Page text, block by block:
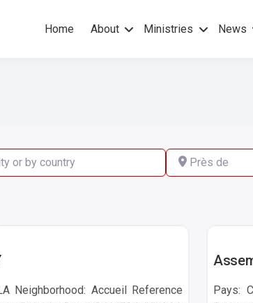
– No others Gospel – No others Spirit
Home About Ministries News
country Près de
Neighborhood: Accueil Reference
Pays: